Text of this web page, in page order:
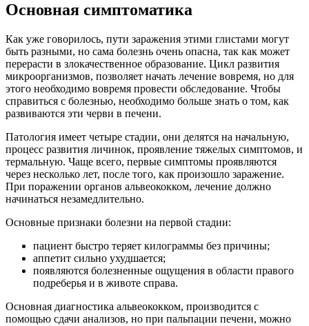
Основная симптоматика
Как уже говорилось, пути заражения этими глистами могут
быть разными, но сама болезнь очень опасна, так как может
перерасти в злокачественное образование. Цикл развития
микроорганизмов, позволяет начать лечение вовремя, но для
этого необходимо вовремя провести обследование. Чтобы
справиться с болезнью, необходимо больше знать о том, как
развиваются эти черви в печени.
Патология имеет четыре стадии, они делятся на начальную,
процесс развития личинок, проявление тяжелых симптомов, и
термальную. Чаще всего, первые симптомы проявляются
через несколько лет, после того, как произошло заражение.
При поражении органов альвеококком, лечение должно
начинаться незамедлительно.
Основные признаки болезни на первой стадии:
пациент быстро теряет килограммы без причины;
аппетит сильно ухудшается;
появляются болезненные ощущения в области правого
подреберья и в животе справа.
Основная диагностика альвеококком, производится с
помощью сдачи анализов, но при пальпации печени, можно